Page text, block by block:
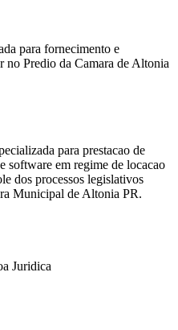
para fornecimento e
no Predio da Camara de Altonia
para prestacao de
software em regime de locacao
dos processos legislativos
Municipal de Altonia PR.
Juridica